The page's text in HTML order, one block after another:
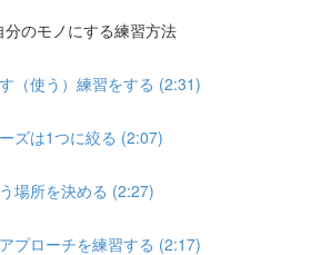
のモノにする練習方法
（使う）練習をする (2:31)
ズは1つに絞る (2:07)
場所を決める (2:27)
プローチを練習する (2:17)